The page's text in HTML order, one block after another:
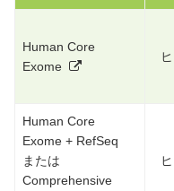
Human Core
Exome
Human Core
Exome + RefSeq
または
Comprehensive